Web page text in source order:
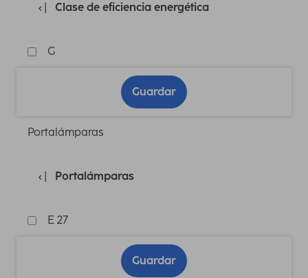
Clase de eficiencia energética
G
Guardar
Portalámparas
Portalámparas
E 27
Guardar